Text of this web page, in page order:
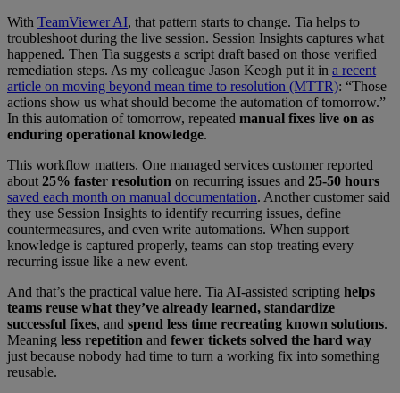
With TeamViewer AI, that pattern starts to change. Tia helps to
troubleshoot during the live session. Session Insights captures what
happened. Then Tia suggests a script draft based on those verified
remediation steps. As my colleague Jason Keogh put it in a recent
article on moving beyond mean time to resolution (MTTR): “Those
actions show us what should become the automation of tomorrow.”
In this automation of tomorrow, repeated manual fixes live on as
enduring operational knowledge.
This workflow matters. One managed services customer reported
about 25% faster resolution on recurring issues and 25-50 hours
saved each month on manual documentation. Another customer said
they use Session Insights to identify recurring issues, define
countermeasures, and even write automations. When support
knowledge is captured properly, teams can stop treating every
recurring issue like a new event.
And that’s the practical value here. Tia AI-assisted scripting helps
teams reuse what they’ve already learned, standardize
successful fixes, and spend less time recreating known solutions.
Meaning less repetition and fewer tickets solved the hard way
just because nobody had time to turn a working fix into something
reusable.